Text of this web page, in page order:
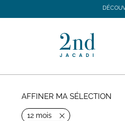
AFFINER MA SÉLECTION
12 mois